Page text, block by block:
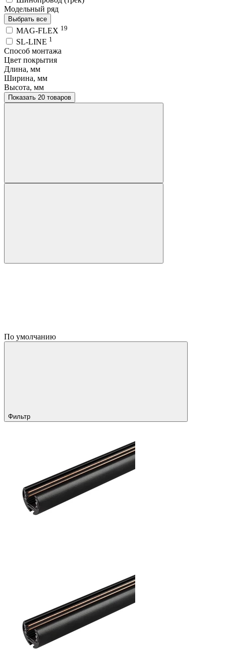
Модельный ряд
Выбрать все
MAG-FLEX 19
SL-LINE 1
Способ монтажа
Цвет покрытия
Длина, мм
Ширина, мм
Высота, мм
Показать 20 товаров
По умолчанию
Фильтр